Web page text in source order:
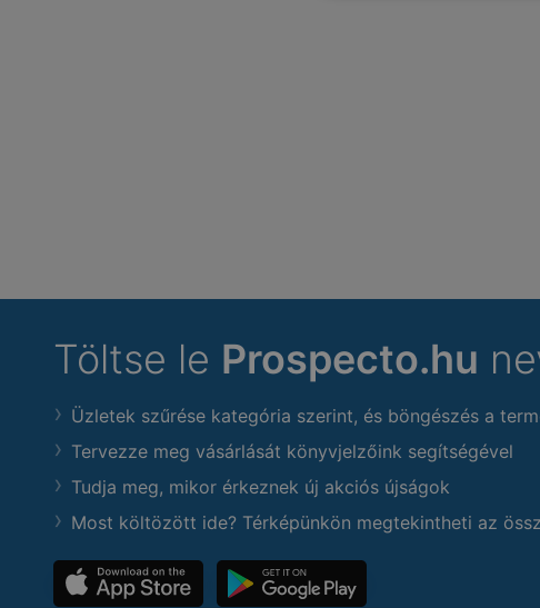
Töltse le Prospecto.hu
Üzletek szűrése kategória szerint, és böngészés a
Tervezze meg vásárlását könyvjelzőink segítségével
Tudja meg, mikor érkeznek új akciós újságok
Most költözött ide? Térképünkön megtekintheti az